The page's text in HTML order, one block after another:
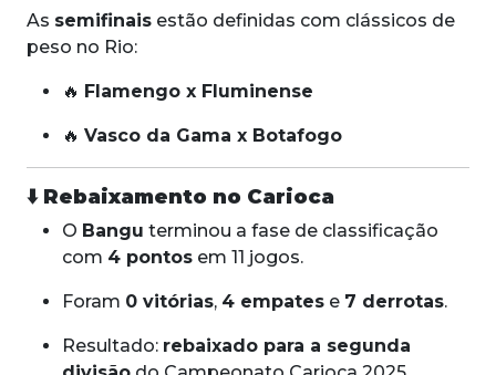
As semifinais estão definidas com clássicos de
peso no Rio:
🔥 Flamengo x Fluminense
🔥 Vasco da Gama x Botafogo
⬇️ Rebaixamento no Carioca
O Bangu terminou a fase de classificação
com 4 pontos em 11 jogos.
Foram 0 vitórias, 4 empates e 7 derrotas.
Resultado: rebaixado para a segunda